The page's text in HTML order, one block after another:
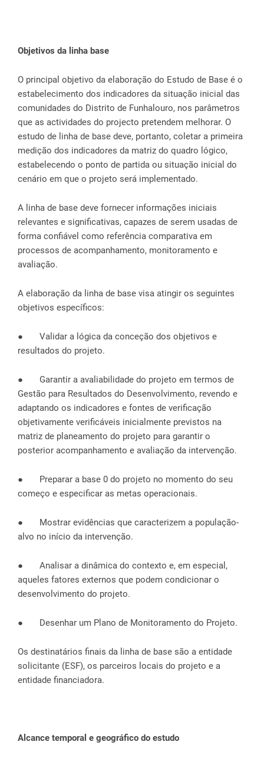
Objetivos da linha base
O principal objetivo da elaboração do Estudo de Base é o
estabelecimento dos indicadores da situação inicial das
comunidades do Distrito de Funhalouro, nos parâmetros
que as actividades do projecto pretendem melhorar. O
estudo de linha de base deve, portanto, coletar a primeira
medição dos indicadores da matriz do quadro lógico,
estabelecendo o ponto de partida ou situação inicial do
cenário em que o projeto será implementado.
A linha de base deve fornecer informações iniciais
relevantes e significativas, capazes de serem usadas de
forma confiável como referência comparativa em
processos de acompanhamento, monitoramento e
avaliação.
A elaboração da linha de base visa atingir os seguintes
objetivos específicos:
● Validar a lógica da conceção dos objetivos e
resultados do projeto.
● Garantir a avaliabilidade do projeto em termos de
Gestão para Resultados do Desenvolvimento, revendo e
adaptando os indicadores e fontes de verificação
objetivamente verificáveis ​​inicialmente previstos na
matriz de planeamento do projeto para garantir o
posterior acompanhamento e avaliação da intervenção.
● Preparar a base 0 do projeto no momento do seu
começo e especificar as metas operacionais.
● Mostrar evidências que caracterizem a população-
alvo no início da intervenção.
● Analisar a dinâmica do contexto e, em especial,
aqueles fatores externos que podem condicionar o
desenvolvimento do projeto.
● Desenhar um Plano de Monitoramento do Projeto.
Os destinatários finais da linha de base são a entidade
solicitante (ESF), os parceiros locais do projeto e a
entidade financiadora.
Alcance temporal e geográfico do estudo